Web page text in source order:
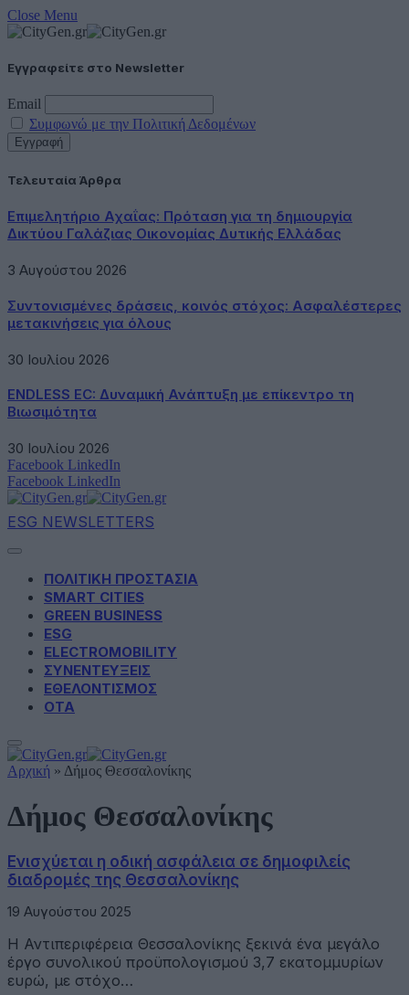
Close Menu
Εγγραφείτε στο Newsletter
Email
Συμφωνώ με την Πολιτική Δεδομένων
Τελευταία Άρθρα
Επιμελητήριο Αχαΐας: Πρόταση για τη δημιουργία
Δικτύου Γαλάζιας Οικονομίας Δυτικής Ελλάδας
3 Αυγούστου 2026
Συντονισμένες δράσεις, κοινός στόχος: Ασφαλέστερες
μετακινήσεις για όλους
30 Ιουλίου 2026
ENDLESS EC: Δυναμική Ανάπτυξη με επίκεντρο τη
Βιωσιμότητα
30 Ιουλίου 2026
Facebook LinkedIn
Facebook LinkedIn
ESG NEWSLETTERS
ΠΟΛΙΤΙΚΗ ΠΡΟΣΤΑΣΙΑ
SMART CITIES
GREEN BUSINESS
ESG
ELECTROMOBILITY
ΣΥΝΕΝΤΕΥΞΕΙΣ
ΕΘΕΛΟΝΤΙΣΜΟΣ
ΟΤΑ
Αρχική » Δήμος Θεσσαλονίκης
Δήμος Θεσσαλονίκης
Ενισχύεται η οδική ασφάλεια σε δημοφιλείς
διαδρομές της Θεσσαλονίκης
19 Αυγούστου 2025
Η Αντιπεριφέρεια Θεσσαλονίκης ξεκινά ένα μεγάλο
έργο συνολικού προϋπολογισμού 3,7 εκατομμυρίων
ευρώ, με στόχο…